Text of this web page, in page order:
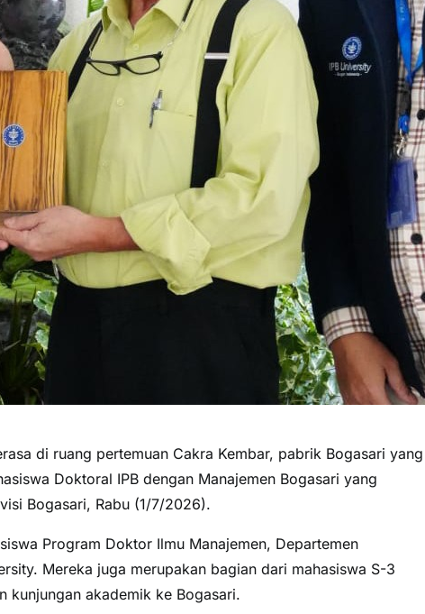
di ruang pertemuan Cakra Kembar, pabrik Bogasari yang
Doktoral IPB dengan Manajemen Bogasari yang
Bogasari, Rabu (1/7/2026).
Program Doktor Ilmu Manajemen, Departemen
Mereka juga merupakan bagian dari mahasiswa S-3
kunjungan akademik ke Bogasari.